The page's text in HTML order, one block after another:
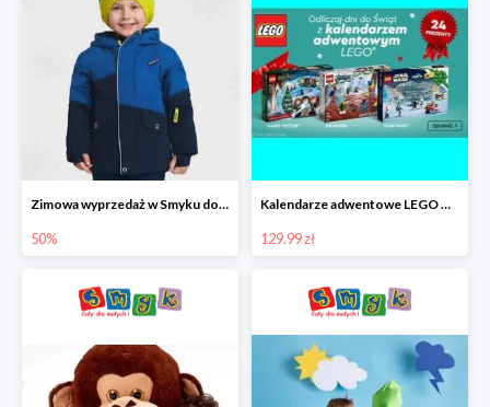
Zimowa wyprzedaż w Smyku do -50%
50%
Kalendarze adwentowe LEGO w Smyku w super cenie
129.99 zł